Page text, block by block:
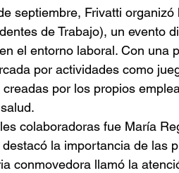
septiembre, Frivatti
de Trabajo), un evento
el entorno laboral. Con una
por actividades como
por los propios
colaboradoras fue María
la importancia de las
conmovedora llamó la